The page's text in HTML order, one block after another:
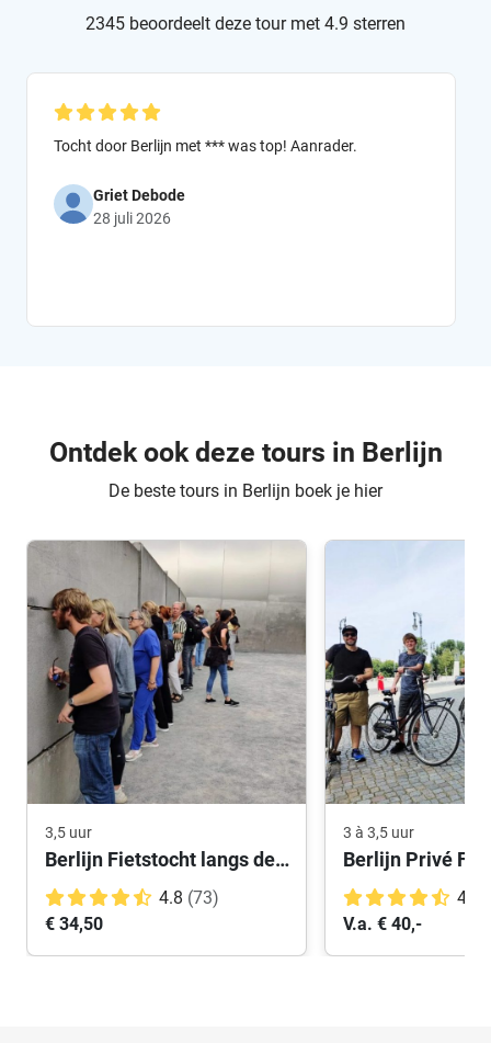
2345 beoordeelt deze tour met 4.9 sterren
Tocht door Berlijn met *** was top! Aanrader.
Griet Debode
28 juli 2026
Ontdek ook deze tours in Berlijn
De beste tours in Berlijn boek je hier
3,5 uur
Berlijn Fietstocht langs de muur
4.8 (73)
€ 34,50
3 à 3,5 uur
Berlijn Privé
4.9
V.a. € 40,-